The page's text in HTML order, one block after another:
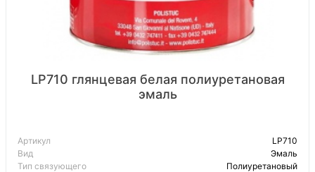
LP710 глянцевая белая полиуретановая
эмаль
Артикул
LP710
Вид
Эмаль
Тип связующего
Полиуретановый